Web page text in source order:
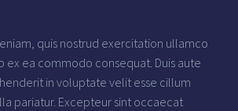
quis nostrud exercitation ullamco
ex ea commodo consequat. Duis aute
in voluptate velit esse cillum
pariatur. Excepteur sint occaecat